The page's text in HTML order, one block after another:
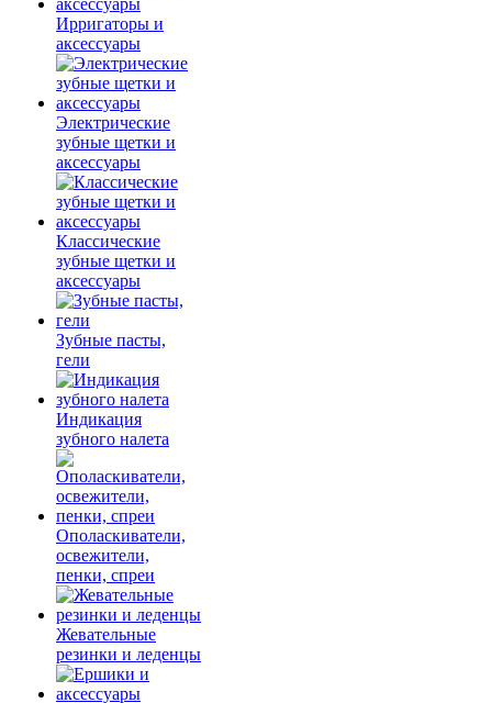
Ирригаторы и
аксессуары
Электрические
зубные щетки и
аксессуары
Классические
зубные щетки и
аксессуары
Зубные пасты,
гели
Индикация
зубного налета
Ополаскиватели,
освежители,
пенки, спреи
Жевательные
резинки и леденцы